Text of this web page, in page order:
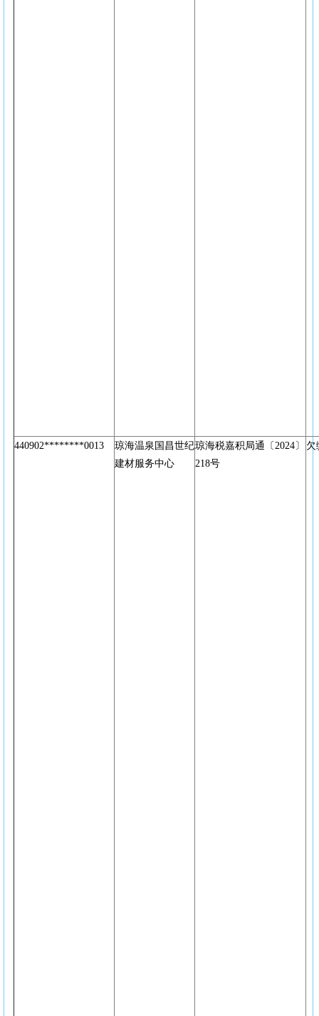
440902********0013
琼海温泉国昌世纪
建材服务中心
琼海税嘉积局通〔2024〕
218号
欠